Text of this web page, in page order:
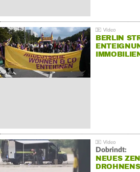
BERLIN
Dobrindt:
NEUES